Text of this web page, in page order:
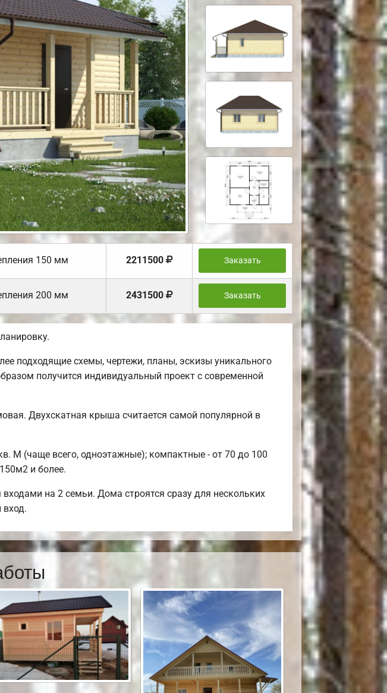
150 мм 2211500 Заказать
200 мм 2431500 Заказать
подходящие схемы, чертежи, планы, эскизы уникального
получится индивидуальный проект с современной
Двухскатная крыша считается самой популярной в
М (чаще всего, одноэтажные); компактные - от 70 до 100
и более.
на 2 семьи. Дома строятся сразу для нескольких
вход.